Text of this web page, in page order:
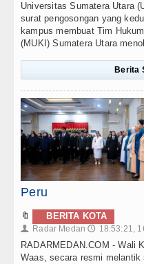
Universitas Sumatera Utara
surat pengosongan yang
kampus membuat Tim
(MUKI) Sumatera Utara
Berita
Peru
🔖 BERITA KOTA
👤 Radar Medan 🕔 18:53:21,
RADARMEDAN.COM - Wali
Waas, secara resmi